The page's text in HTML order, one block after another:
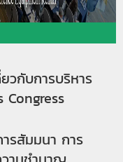
วกับการบริหาร
Congress
รสัมมนา การ